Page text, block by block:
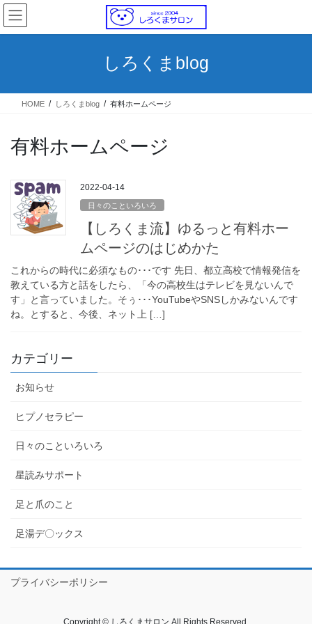
コ
ン
テ
ス
ナ
ビ
ゲ
ン
しろくまblog
HOME しろくまblog 有料ホームページ
有料ホームページ
2022-04-14
日々のこといろいろ
【しろくま流】ゆるっと有料ホー
ムページのはじめかた
これからの時代に必須なもの･･･です 先日、都立高校で情報発信を
教えている方と話をしたら、「今の高校生はテレビを見ないんで
す」と言っていました。そぅ･･･YouTubeやSNSしかみないんです
ね。とすると、今後、ネット上 […]
カテゴリー
お知らせ
ヒプノセラピー
日々のこといろいろ
星読みサポート
足と爪のこと
足湯デ〇ックス
プライバシーポリシー